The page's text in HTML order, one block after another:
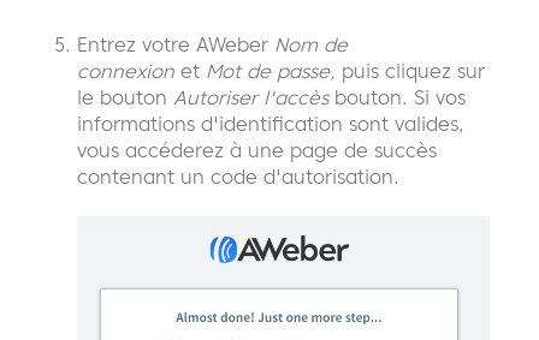
Entrez votre AWeber Nom de
connexion et Mot de passe, puis cliquez sur
le bouton Autoriser l'accès bouton. Si vos
informations d'identification sont valides,
vous accéderez à une page de succès
contenant un code d'autorisation.